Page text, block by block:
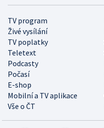
TV program
Živé vysílání
TV poplatky
Teletext
Podcasty
Počasí
E-shop
Mobilní a TV aplikace
Vše o ČT